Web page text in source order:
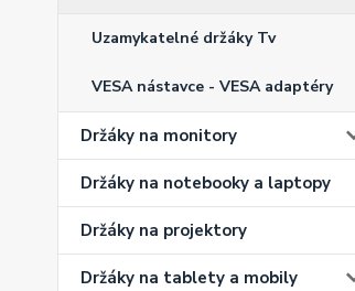
Uzamykatelné držáky Tv
VESA nástavce - VESA adaptéry
Držáky na monitory
Držáky na notebooky a laptopy
Držáky na projektory
Držáky na tablety a mobily